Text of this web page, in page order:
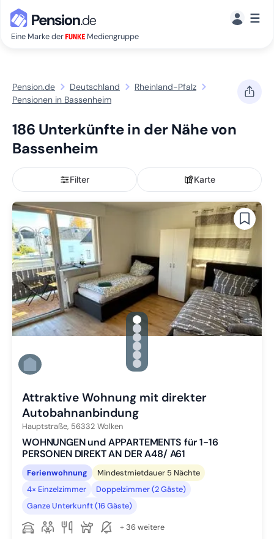
Eine Marke der Mediengruppe
☰
Pension.de Deutschland
Rheinland-Pfalz
Pensionen in Bassenheim
186 Unterkünfte in der Nähe von
Bassenheim
Filter Karte
gallery.slide_selector
Zu Slide 1 wechseln
Zu Slide 2 wechseln
Zu Slide 3 wechseln
Zu Slide 4 wechseln
Zu Slide 5 wechseln
Zu Slide 6 wechseln
Attraktive Wohnung mit direkter
Autobahnanbindung
Hauptstraße, 56332 Wolken
WOHNUNGEN und APPARTEMENTS für 1-16
PERSONEN DIREKT AN DER A48/ A61
Ferienwohnung
Mindestmietdauer 5 Nächte
4× Einzelzimmer
Doppelzimmer (2 Gäste)
Ganze Unterkunft (16 Gäste)
+ 36 weitere